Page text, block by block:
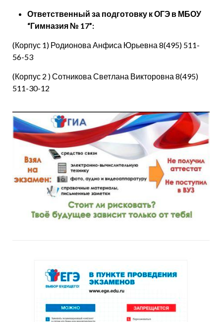
Ответственный за подготовку к ОГЭ в МБОУ
“Гимназия № 17”:
(Корпус 1) Родионова Анфиса Юрьевна 8(495) 511-
56-53
(Корпус 2 ) Сотникова Светлана Викторовна 8(495)
511-30-12